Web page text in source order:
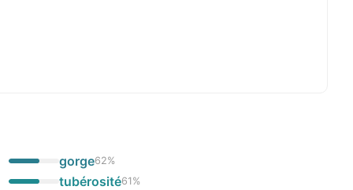
gorge62%
tubérosité61 %